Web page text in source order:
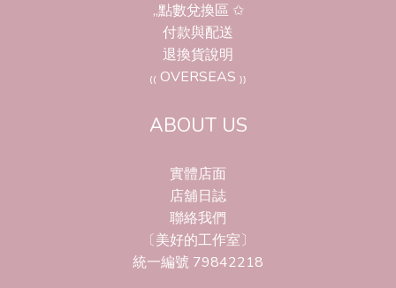
,,點數兌換區 ✩
付款與配送
退換貨說明
₍₍ OVERSEAS ₎₎
ABOUT US
實體店面
店舖日誌
聯絡我們
〔美好的工作室〕
統一編號 79842218